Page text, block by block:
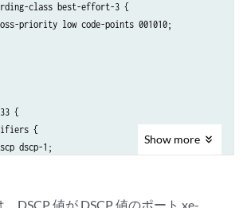
class best-effort-3 {
priority low code-points 001010;
{
{
dscp-1;
Show more
、DSCP 値が DSCP 値のポート xe-